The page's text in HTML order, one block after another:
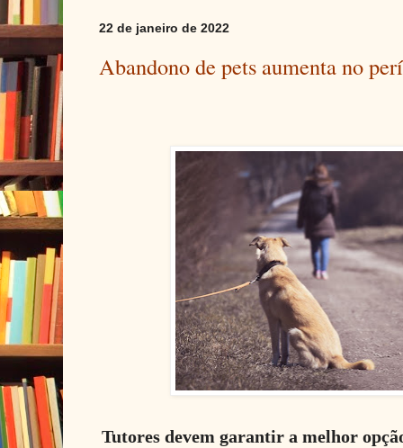
22 de janeiro de 2022
Abandono de pets aumenta no
Tutores devem garantir a melhor